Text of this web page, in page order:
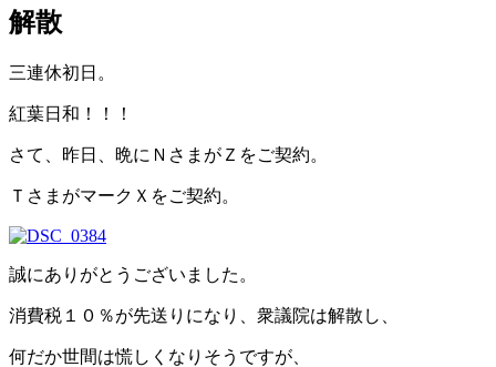
解散
三連休初日。
紅葉日和！！！
さて、昨日、晩にＮさまがＺをご契約。
ＴさまがマークＸをご契約。
誠にありがとうございました。
消費税１０％が先送りになり、衆議院は解散し、
何だか世間は慌しくなりそうですが、